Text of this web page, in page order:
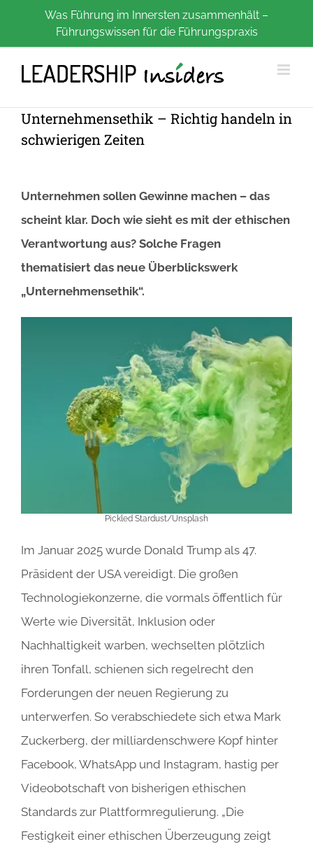
Was Führung im Innersten zusammenhält –
Führungswissen für die Führungspraxis
Unternehmensethik – Richtig handeln in
schwierigen Zeiten
Unternehmen sollen Gewinne machen – das
scheint klar. Doch wie sieht es mit der ethischen
Verantwortung aus? Solche Fragen
thematisiert das neue Überblickswerk
„Unternehmensethik“.
Pickled Stardust/Unsplash
Im Januar 2025 wurde Donald Trump als 47.
Präsident der USA vereidigt. Die großen
Technologiekonzerne, die vormals öffentlich für
Werte wie Diversität, Inklusion oder
Nachhaltigkeit warben, wechselten plötzlich
ihren Tonfall, schienen sich regelrecht den
Forderungen der neuen Regierung zu
unterwerfen. So verabschiedete sich etwa Mark
Zuckerberg, der milliardenschwere Kopf hinter
Facebook, WhatsApp und Instagram, hastig per
Videobotschaft von bisherigen ethischen
Standards zur Plattformregulierung. „Die
Festigkeit einer ethischen Überzeugung zeigt